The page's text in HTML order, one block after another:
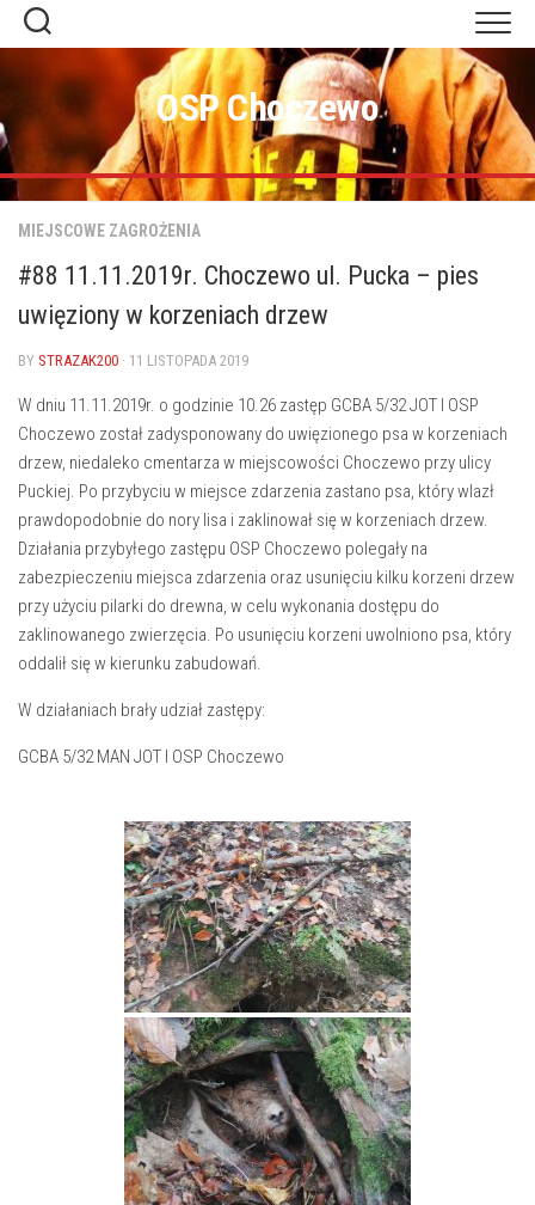
Skip
content
OSP Choczewo
MIEJSCOWE ZAGROŻENIA
#88 11.11.2019r. Choczewo ul. Pucka – pies
uwięziony w korzeniach drzew
BY STRAZAK200 · 11 LISTOPADA 2019
W dniu 11.11.2019r. o godzinie 10.26 zastęp GCBA 5/32 JOT I OSP
Choczewo został zadysponowany do uwięzionego psa w korzeniach
drzew, niedaleko cmentarza w miejscowości Choczewo przy ulicy
Puckiej. Po przybyciu w miejsce zdarzenia zastano psa, który wlazł
prawdopodobnie do nory lisa i zaklinował się w korzeniach drzew.
Działania przybyłego zastępu OSP Choczewo polegały na
zabezpieczeniu miejsca zdarzenia oraz usunięciu kilku korzeni drzew
przy użyciu pilarki do drewna, w celu wykonania dostępu do
zaklinowanego zwierzęcia. Po usunięciu korzeni uwolniono psa, który
oddalił się w kierunku zabudowań.
W działaniach brały udział zastępy:
GCBA 5/32 MAN JOT I OSP Choczewo